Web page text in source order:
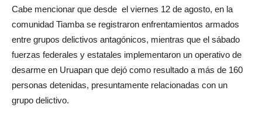
Cabe mencionar que desde el viernes 12 de agosto, en la
comunidad Tiamba se registraron enfrentamientos armados
entre grupos delictivos antagónicos, mientras que el sábado
fuerzas federales y estatales implementaron un operativo de
desarme en Uruapan que dejó como resultado a más de 160
personas detenidas, presuntamente relacionadas con un
grupo delictivo.